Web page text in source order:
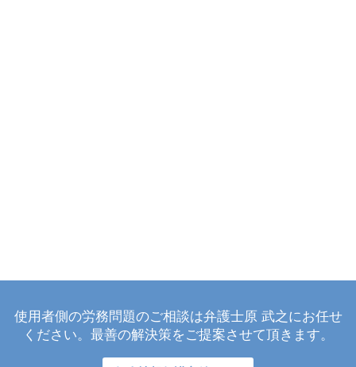
使用者側の労務問題のご相談は弁護士原 武之にお任せ
ください。最善の解決策をご提案させて頂きます。